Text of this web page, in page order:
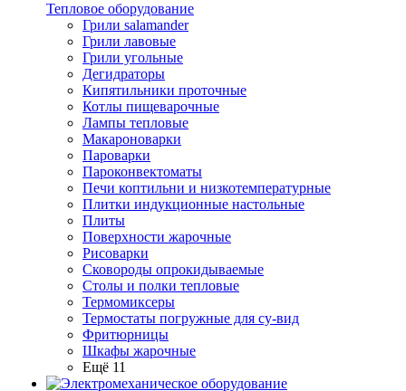
Тепловое оборудование
Грили salamander
Грили лавовые
Грили угольные
Дегидраторы
Кипятильники проточные
Котлы пищеварочные
Лампы тепловые
Макароноварки
Пароварки
Пароконвектоматы
Печи коптильни и низкотемпературные
Плитки индукционные настольные
Плиты
Поверхности жарочные
Рисоварки
Сковороды опрокидываемые
Столы и полки тепловые
Термомиксеры
Термостаты погружные для су-вид
Фритюрницы
Шкафы жарочные
Ещё 11